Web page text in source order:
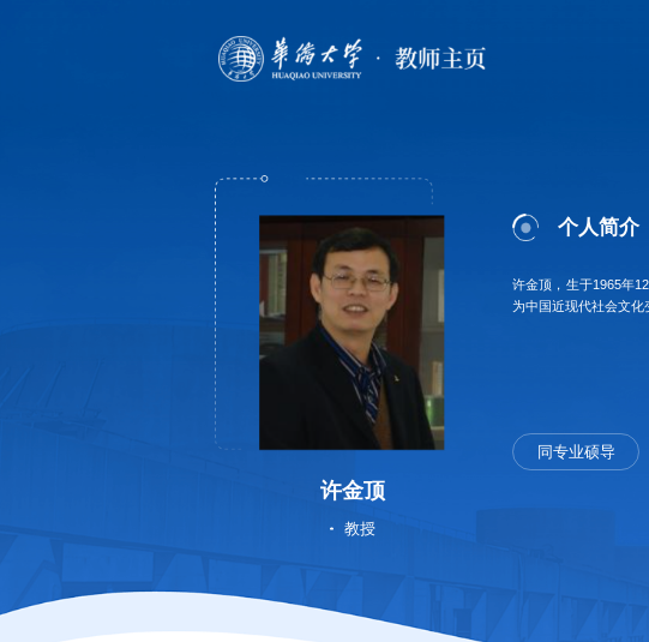
许金顶
教授
个人简介
许金顶，生于1965年
为中国近现代社会文化
同专业硕导